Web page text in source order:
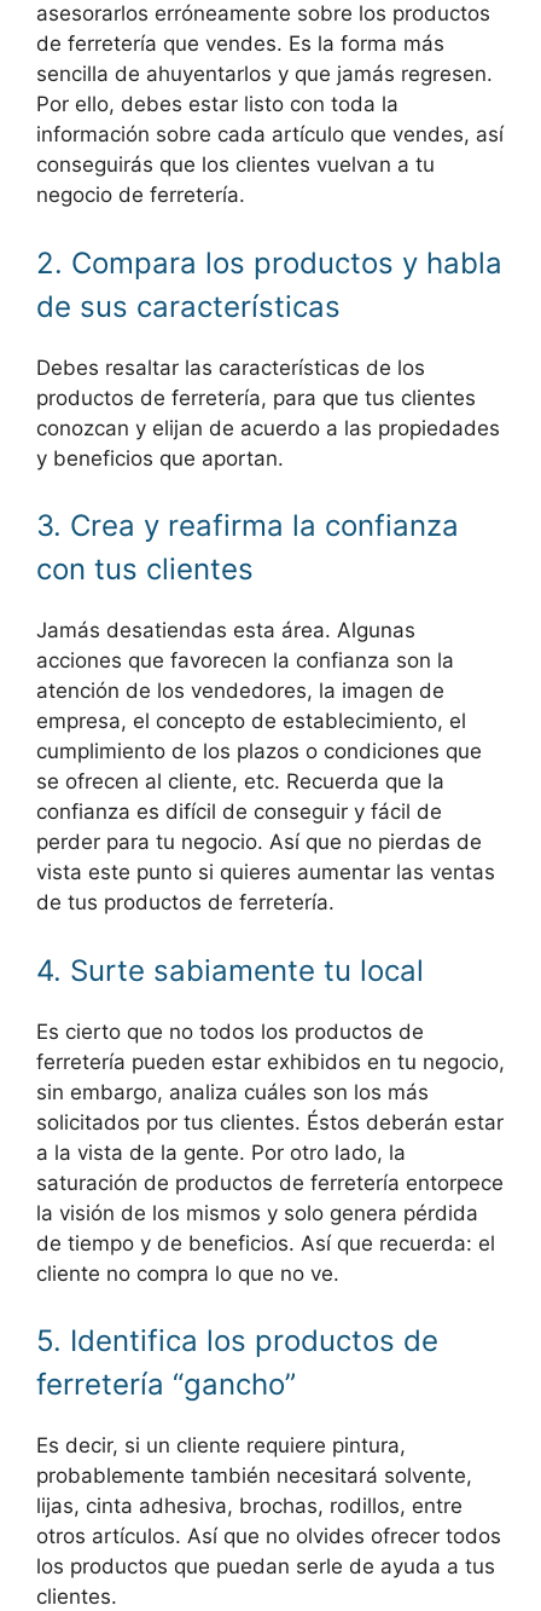
asesorarlos erróneamente sobre los productos
de ferretería que vendes. Es la forma más
sencilla de ahuyentarlos y que jamás regresen.
Por ello, debes estar listo con toda la
información sobre cada artículo que vendes, así
conseguirás que los clientes vuelvan a tu
negocio de ferretería.
2. Compara los productos y habla
de sus características
Debes resaltar las características de los
productos de ferretería, para que tus clientes
conozcan y elijan de acuerdo a las propiedades
y beneficios que aportan.
3. Crea y reafirma la confianza
con tus clientes
Jamás desatiendas esta área. Algunas
acciones que favorecen la confianza son la
atención de los vendedores, la imagen de
empresa, el concepto de establecimiento, el
cumplimiento de los plazos o condiciones que
se ofrecen al cliente, etc. Recuerda que la
confianza es difícil de conseguir y fácil de
perder para tu negocio. Así que no pierdas de
vista este punto si quieres aumentar las ventas
de tus productos de ferretería.
4. Surte sabiamente tu local
Es cierto que no todos los productos de
ferretería pueden estar exhibidos en tu negocio,
sin embargo, analiza cuáles son los más
solicitados por tus clientes. Éstos deberán estar
a la vista de la gente. Por otro lado, la
saturación de productos de ferretería entorpece
la visión de los mismos y solo genera pérdida
de tiempo y de beneficios. Así que recuerda: el
cliente no compra lo que no ve.
5. Identifica los productos de
ferretería “gancho”
Es decir, si un cliente requiere pintura,
probablemente también necesitará solvente,
lijas, cinta adhesiva, brochas, rodillos, entre
otros artículos. Así que no olvides ofrecer todos
los productos que puedan serle de ayuda a tus
clientes.